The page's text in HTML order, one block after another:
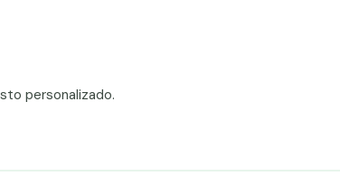
personalizado.